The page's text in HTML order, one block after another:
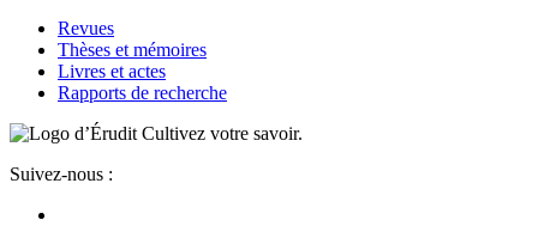
Revues
Thèses et mémoires
Livres et actes
Rapports de recherche
Cultivez votre savoir.
Suivez-nous :